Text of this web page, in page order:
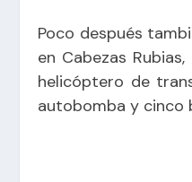
Poco después
en Cabezas
helicóptero de
autobomba y cinco